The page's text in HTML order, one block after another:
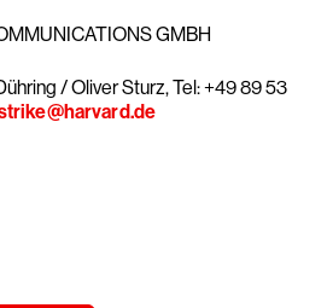
GMBH
/ Oliver Sturz, Tel: +49 89 53